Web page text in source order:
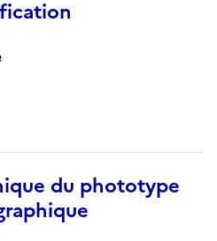
du phototype